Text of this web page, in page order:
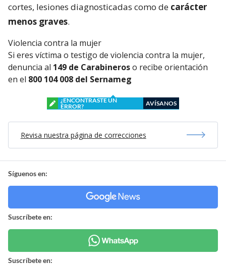
cortes, lesiones diagnosticadas como de carácter
menos graves.
Violencia contra la mujer
Si eres víctima o testigo de violencia contra la mujer,
denuncia al 149 de Carabineroso recibe orientación
en el 800 104 008 del Sernameg
¿ENCONTRASTE UN
ERROR?
AVÍSANOS
Revisa nuestra página de correcciones
Síguenos en:
Suscríbete en:
Suscríbete en: